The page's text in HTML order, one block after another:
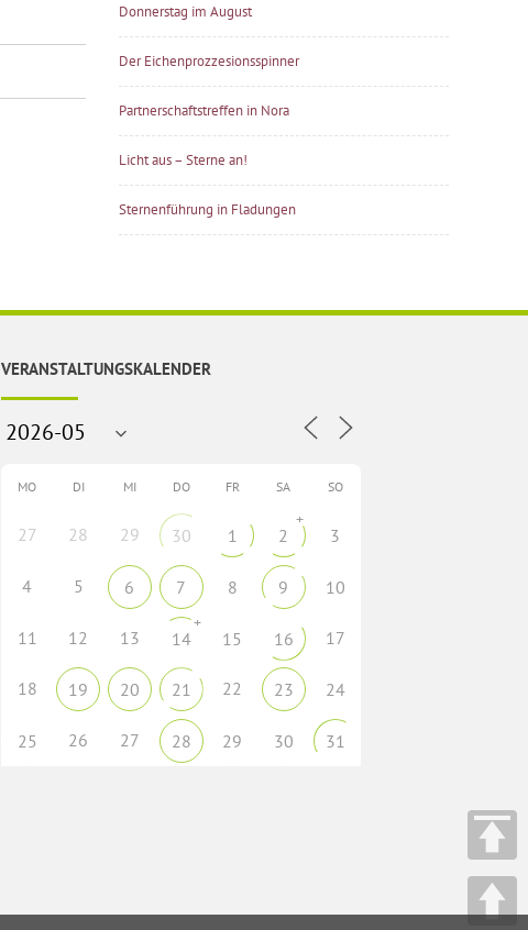
Donnerstag im August
Der Eichenprozzesionsspinner
Partnerschaftstreffen in Nora
Licht aus – Sterne an!
Sternenführung in Fladungen
VERANSTALTUNGSKALENDER
MO DI MI DO FR SA SO
27 28 29 30 1 2
+
3
4 5 6 7 8 9 10
11 12 13 14
+
15 16 17
18 19 20 21 22 23 24
25 26 27 28 29 30 31